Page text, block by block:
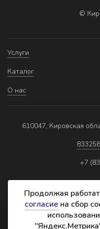
©
Услуги
Каталог
О нас
610047, Кировская
+7
Политика
Продолжая
согласие на сбор